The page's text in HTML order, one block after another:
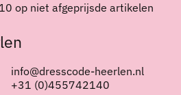
op niet afgeprijsde artikelen
info@dresscode-heerlen.nl
+31 (0)455742140